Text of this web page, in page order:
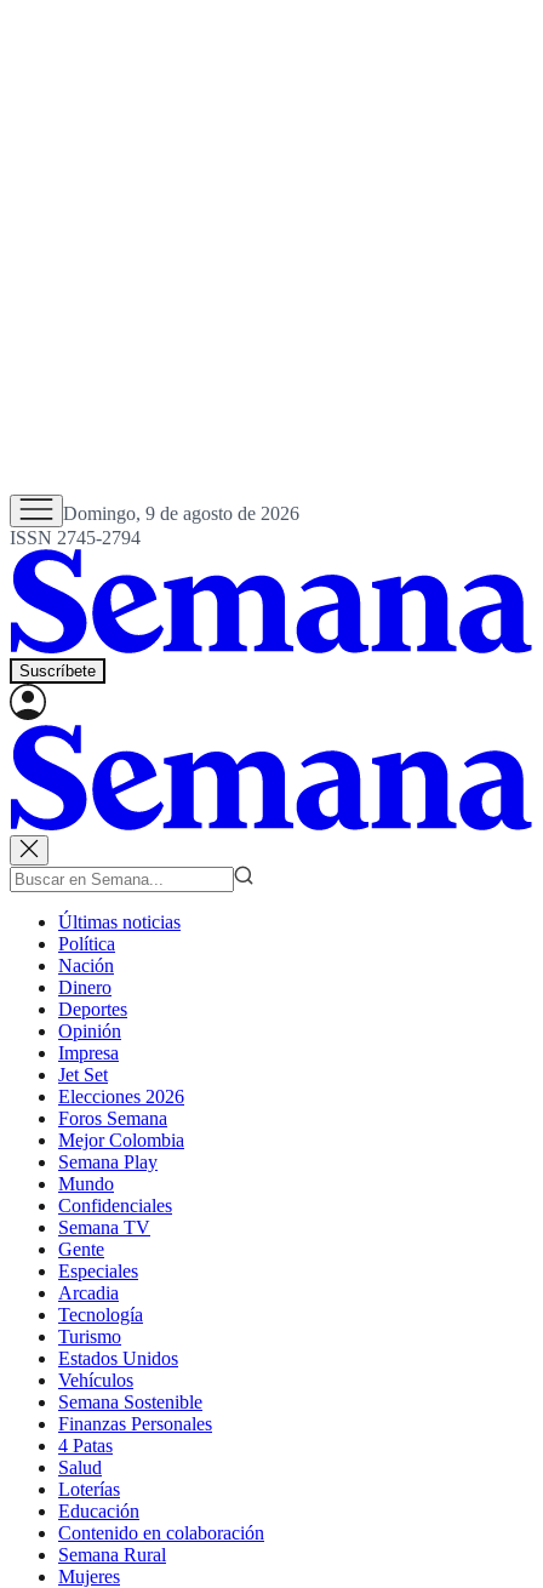
Domingo, 9 de agosto de 2026
ISSN 2745-2794
Suscríbete
Últimas noticias
Política
Nación
Dinero
Deportes
Opinión
Impresa
Jet Set
Elecciones 2026
Foros Semana
Mejor Colombia
Semana Play
Mundo
Confidenciales
Semana TV
Gente
Especiales
Arcadia
Tecnología
Turismo
Estados Unidos
Vehículos
Semana Sostenible
Finanzas Personales
4 Patas
Salud
Loterías
Educación
Contenido en colaboración
Semana Rural
Mujeres